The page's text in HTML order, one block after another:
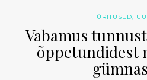
ÜRITUSED,
Vabamus
õppetundidest